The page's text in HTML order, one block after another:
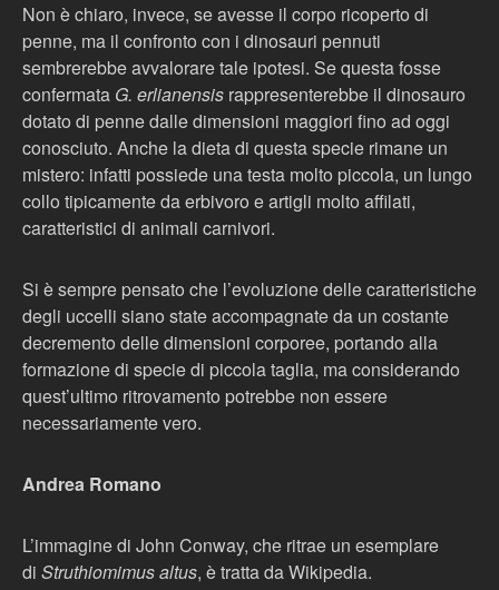
Non è chiaro, invece, se avesse il corpo ricoperto di
penne, ma il confronto con i dinosauri pennuti
sembrerebbe avvalorare tale ipotesi. Se questa fosse
confermata G. erlianensis rappresenterebbe il dinosauro
dotato di penne dalle dimensioni maggiori fino ad oggi
conosciuto. Anche la dieta di questa specie rimane un
mistero: infatti possiede una testa molto piccola, un lungo
collo tipicamente da erbivoro e artigli molto affilati,
caratteristici di animali carnivori.
Si è sempre pensato che l’evoluzione delle caratteristiche
degli uccelli siano state accompagnate da un costante
decremento delle dimensioni corporee, portando alla
formazione di specie di piccola taglia, ma considerando
quest’ultimo ritrovamento potrebbe non essere
necessariamente vero.
Andrea Romano
L’immagine di John Conway, che ritrae un esemplare
di Struthiomimus altus, è tratta da Wikipedia.